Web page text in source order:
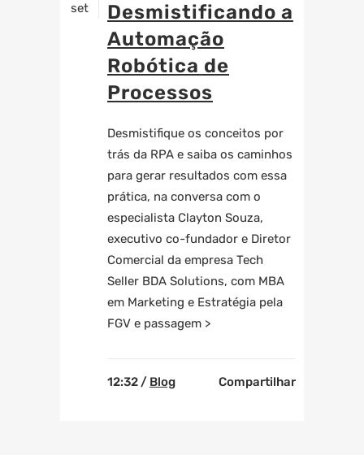
set
Desmistificando a
Automação
Robótica de
Processos
Desmistifique os conceitos por
trás da RPA e saiba os caminhos
para gerar resultados com essa
prática, na conversa com o
especialista Clayton Souza,
executivo co-fundador e Diretor
Comercial da empresa Tech
Seller BDA Solutions, com MBA
em Marketing e Estratégia pela
FGV e passagem >
12:32 / Blog Compartilhar